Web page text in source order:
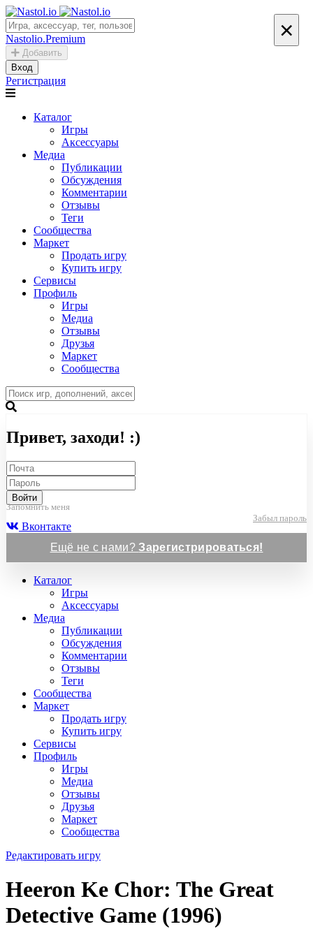
Nastolio.Premium
Добавить
Вход
Регистрация
Каталог
Игры
Аксессуары
Медиа
Публикации
Обсуждения
Комментарии
Отзывы
Теги
Сообщества
Маркет
Продать игру
Купить игру
Сервисы
Профиль
Игры
Медиа
Отзывы
Друзья
Маркет
Сообщества
×
Привет, заходи! :)
Войти
Запомнить меня
Забыл пароль
Вконтакте
Ещё не с нами?Зарегистрироваться!
Каталог
Игры
Аксессуары
Медиа
Публикации
Обсуждения
Комментарии
Отзывы
Теги
Сообщества
Маркет
Продать игру
Купить игру
Сервисы
Профиль
Игры
Медиа
Отзывы
Друзья
Маркет
Сообщества
Редактировать игру
Heeron Ke Chor: The Great
Detective Game (1996)